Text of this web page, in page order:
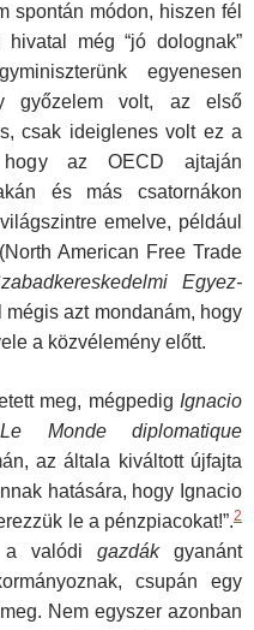
spontán módon, hiszen fél
még “jó dolognak”
egyenesen
győzelem volt, az első
csak ideiglenes volt ez a
az OECD ajtaján
és más csatornákon
emelve, például
American Free Trade
Egyez­
azt mondanám, hogy
a közvélemény előtt.
meg, mégpedig Ignacio
Le Monde diplomatique
az általa kiváltott újfajta
hatására, hogy Ignacio
le a pénzpiacokat!”.2
a valódi gazdákgyanánt
csupán egy
Nem egyszer azonban